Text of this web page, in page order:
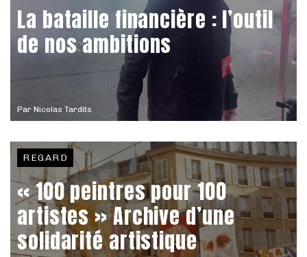
Par Nicolas Tardits
La bataille financière : l’outil
de nos ambitions
REGARD
« 100 peintres pour 100
artistes » Archive d’une
solidarité artistique